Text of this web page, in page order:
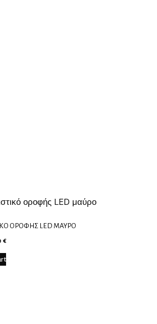
ΟΡΟΦΉΣ LED ΜΑΎΡΟ
€